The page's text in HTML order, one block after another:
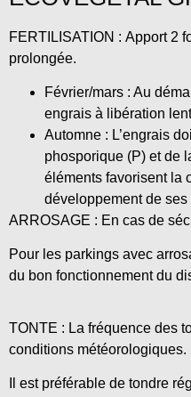
FERTILISATION : Apport 2
prolongée.
Février/mars : Au
engrais à libération
Automne : L’engrais
phosporique (P) et de
éléments favorisent la
développement de ses
ARROSAGE : En cas de
Pour les parkings avec
du bon fonctionnement du
TONTE : La fréquence des
conditions météorologiques.
Il est préférable de tondre